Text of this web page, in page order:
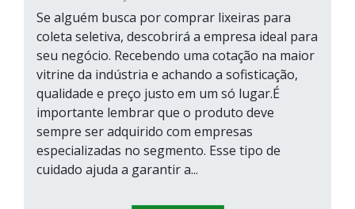
Se alguém busca por comprar lixeiras para
coleta seletiva, descobrirá a empresa ideal para
seu negócio. Recebendo uma cotação na maior
vitrine da indústria e achando a sofisticação,
qualidade e preço justo em um só lugar.É
importante lembrar que o produto deve
sempre ser adquirido com empresas
especializadas no segmento. Esse tipo de
cuidado ajuda a garantir a...